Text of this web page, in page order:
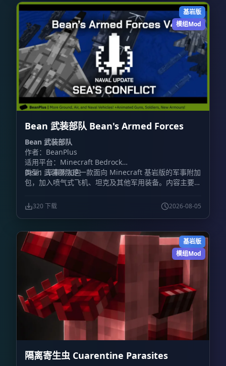
基岩版
模组Mod
Bean 武装部队 Bean's Armed Forces
Bean 武装部队
作者：BeanPlus
适用平台：Minecraft Bedrock
类型：军事附加包
Bean 武装部队是一款面向 Minecraft 基岩版的军事附加
包，加入喷气式飞机、坦克及其他军用装备。内容主要围
炮、防毒面具、枪械等地面装备。
320 下载 2026-08-05
基岩版
模组Mod
隔离寄生虫 Cuarentine Parasites